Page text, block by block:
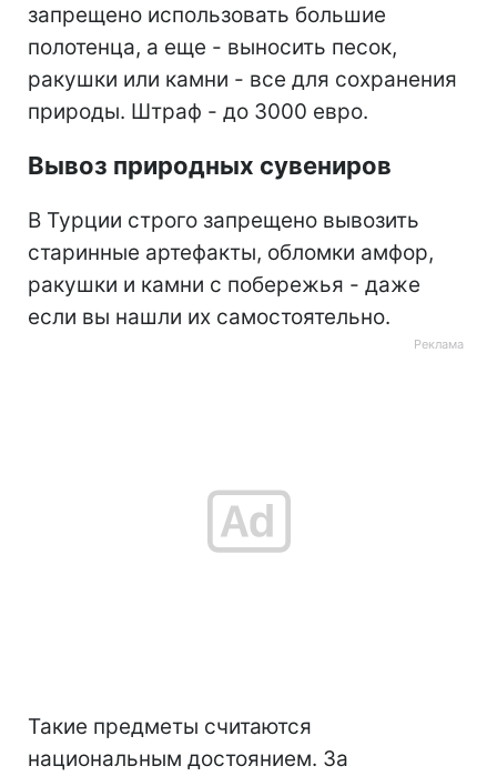
запрещено использовать большие
полотенца, а еще - выносить песок,
ракушки или камни - все для сохранения
природы. Штраф - до 3000 евро.
Вывоз природных сувениров
В Турции строго запрещено вывозить
старинные артефакты, обломки амфор,
ракушки и камни с побережья - даже
если вы нашли их самостоятельно.
Такие предметы считаются
национальным достоянием. За